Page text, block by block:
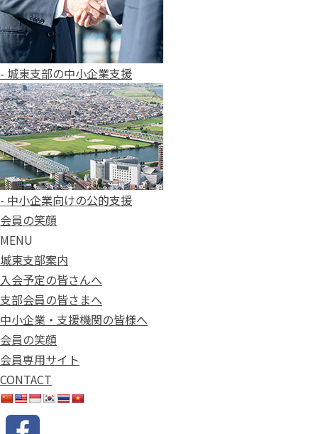
- 城東支部の中小企業支援
- 中小企業向けの公的支援
会員の笑顔
MENU
城東支部案内
入会予定の皆さんへ
支部会員の皆さまへ
中小企業・支援機関の皆様へ
会員の笑顔
会員専用サイト
CONTACT